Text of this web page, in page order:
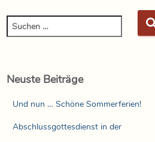
Neuste Beiträge
Und nun … Schöne Sommerferien!
Abschlussgottesdienst in der